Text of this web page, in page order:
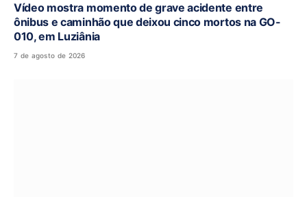
Vídeo mostra momento de grave acidente entre
ônibus e caminhão que deixou cinco mortos na GO-
010, em Luziânia
7 de agosto de 2026